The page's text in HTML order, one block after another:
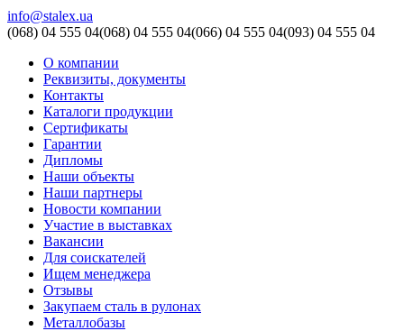
info@stalex.ua
(068) 04 555 04(068) 04 555 04(066) 04 555 04(093) 04 555 04
О компании
Реквизиты, документы
Контакты
Каталоги продукции
Сертификаты
Гарантии
Дипломы
Наши объекты
Наши партнеры
Новости компании
Участие в выставках
Вакансии
Для соискателей
Ищем менеджера
Отзывы
Закупаем сталь в рулонах
Металлобазы